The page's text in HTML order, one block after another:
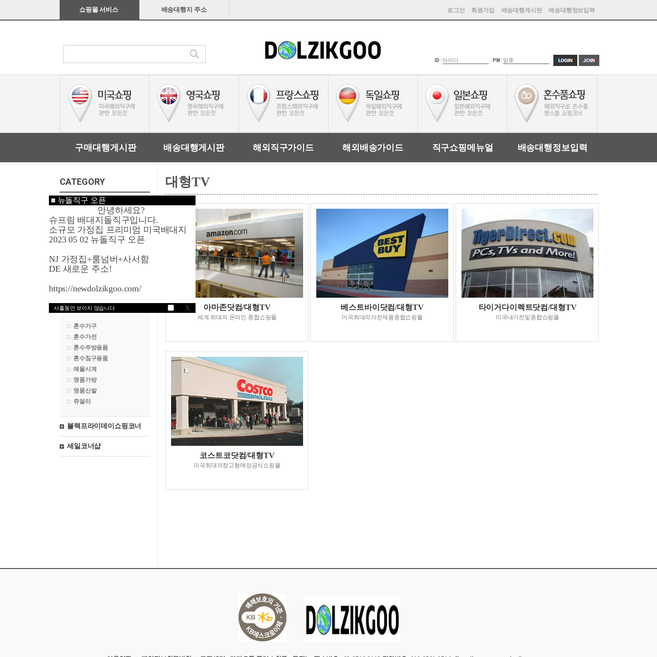
■ 뉴돌직구 오픈
안녕하세요?
슈프림 배대지돌직구입니다.
소규모 가정집 프리미엄 미국배대지
2023 05 02 뉴돌직구 오픈
NJ 가정집+룸넘버+사서함
DE 새로운 주소!
https://newdolzikgoo.com/
사흘동안 보이지 않습니다 X
쇼핑몰 서비스 배송대행지 주소 로그인 회원가입 배송대행게시판 배송대행정보입력
ID : PW :
구매대행게시판 배송대행게시판 해외직구가이드 해외배송가이드 직구쇼핑메뉴얼 배송대행정보입력
CATEGORY
미국쇼핑
영국쇼핑
프랑스쇼핑
독일쇼핑
혼수마켓
혼수가구
혼수가전
혼수주방용품
혼수침구용품
예물시계
명품가방
명품신발
쥬얼리
블랙프라이데이쇼핑코너
세일코너샵
대형TV
아마존닷컴/대형TV
세계 최대의 온라인 종합쇼핑몰
베스트바이닷컴/대형TV
미국최대의가전제품종합쇼핑몰
타이거다이렉트닷컴/대형TV
미국내가전및종합쇼핑몰
코스트코닷컴/대형TV
미국최대의창고형매장공식쇼핑몰